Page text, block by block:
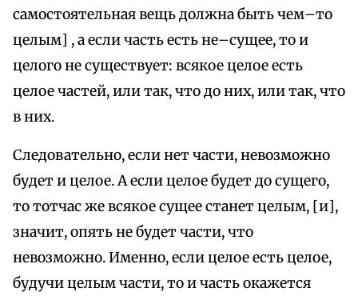
самостоятельная вещь должна быть чем–то
целым] , а если часть есть не–сущее, то и
целого не существует: всякое целое есть
целое частей, или так, что до них, или так, что
в них.
Следовательно, если нет части, невозможно
будет и целое. А если целое будет до сущего,
то тотчас же всякое сущее станет целым, [и],
значит, опять не будет части, что
невозможно. Именно, если целое есть целое,
будучи целым части, то и часть окажется